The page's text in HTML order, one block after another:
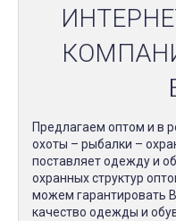
Предлагаем оптом и в
охоты – рыбалки –
поставляет одежду и
охранных структур
можем гарантировать
качество одежды и